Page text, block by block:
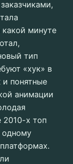
минуте
тип
«хук» в
понятные
анимации
2010-х топ
одному